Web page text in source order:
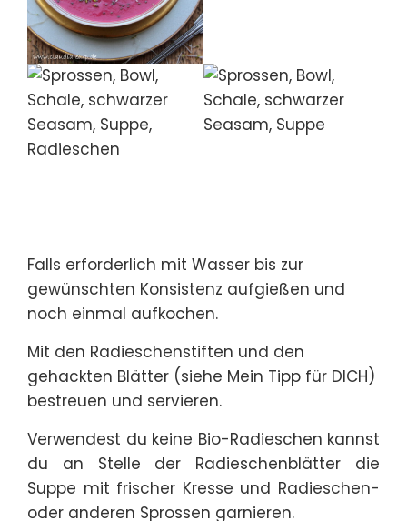
Falls erforderlich mit Wasser bis zur
gewünschten Konsistenz aufgießen und
noch einmal aufkochen.
Mit den Radieschenstiften und den
gehackten Blätter (siehe Mein Tipp für DICH)
bestreuen und servieren.
Verwendest du keine Bio-Radieschen kannst
du an Stelle der Radieschenblätter die
Suppe mit frischer Kresse und Radieschen-
oder anderen Sprossen garnieren.